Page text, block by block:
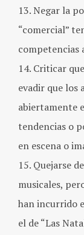
Negar la
“comercial”
competencias
Criticar
evadir que los
abiertamente
tendencias o
en escena o
Quejarse
musicales,
han incurrido
el de “Las